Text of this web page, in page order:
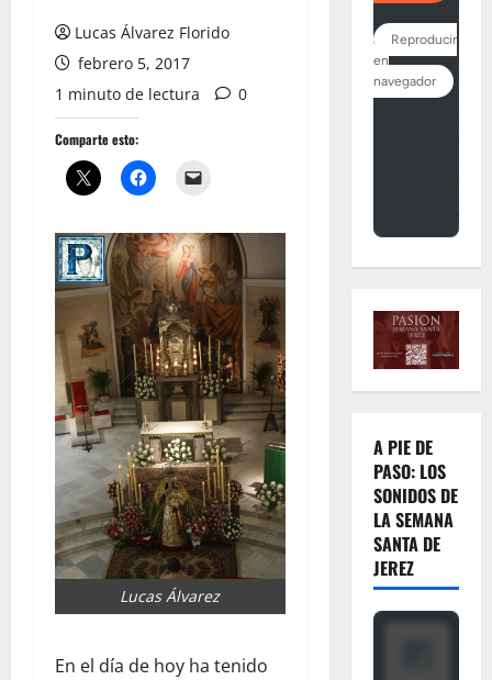
Lucas Álvarez Florido
febrero 5, 2017
1 minuto de lectura
0
Comparte esto:
Lucas Álvarez
En el día de hoy ha tenido
A PIE DE
PASO: LOS
SONIDOS DE
LA SEMANA
SANTA DE
JEREZ